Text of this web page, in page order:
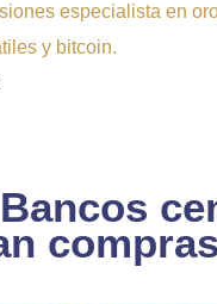
especialista en
y bitcoin.